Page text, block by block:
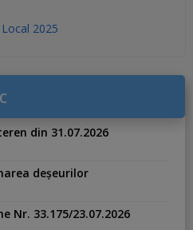
2025
din 31.07.2026
deșeurilor
Nr. 33.175/23.07.2026